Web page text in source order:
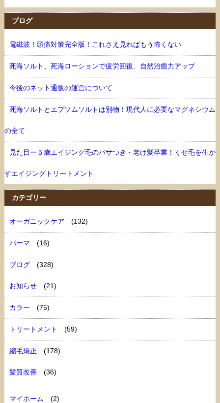
ブログ
電磁波！頭痛対策完全版！これさえ見ればもう怖くない
死海ソルト、死海ローションで疲労回復、自然治癒力アップ
今後のネット通販の運営について
死海ソルトとエプソムソルトは別物！現代人に必要なマグネシウム
の全て
見た目ー５歳エイジング毛のパサつき・老け髪卒業！くせ毛を生か
すエイジングトリートメント
カテゴリー
オーガニックケア (132)
パーマ (16)
ブログ (328)
お知らせ (21)
カラー (75)
トリートメント (59)
縮毛矯正 (178)
髪質改善 (36)
マイホーム (2)